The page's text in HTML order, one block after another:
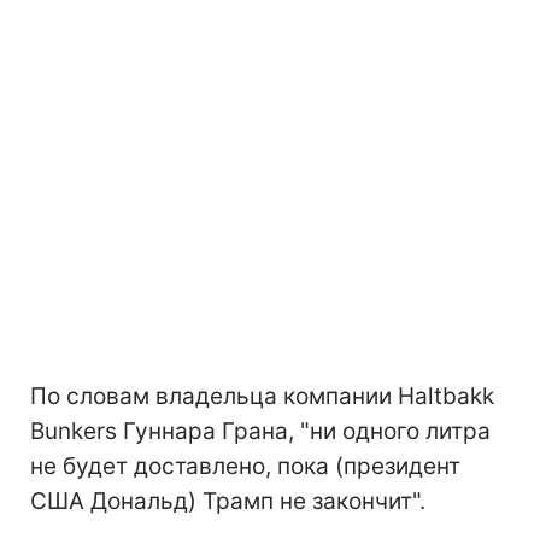
По словам владельца компании Haltbakk
Bunkers Гуннара Грана, "ни одного литра
не будет доставлено, пока (президент
США Дональд) Трамп не закончит".